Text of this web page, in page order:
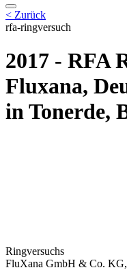
< Zurück
rfa-ringversuch
2017 - RFA
Fluxana,
in Tonerde,
Ringversuchs
FluXana GmbH & Co.